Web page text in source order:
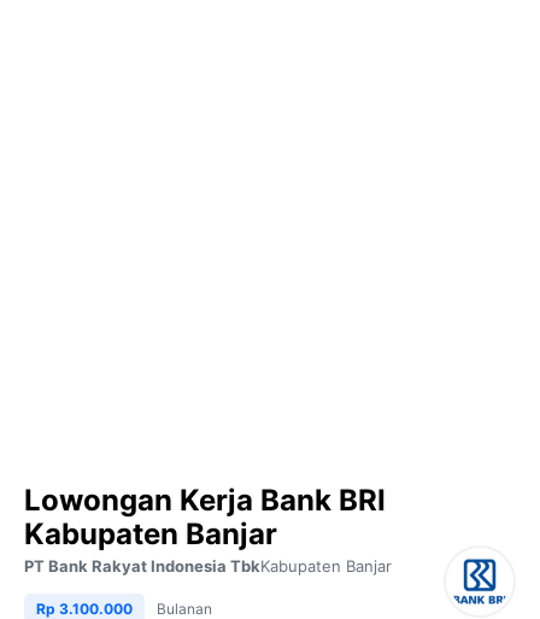
Lowongan Kerja Bank BRI
Kabupaten Banjar
PT Bank Rakyat Indonesia TbkKabupaten Banjar
Rp 3.100.000 Bulanan